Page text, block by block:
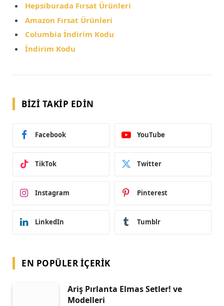
Hepsiburada Fırsat Ürünleri
Amazon Fırsat Ürünleri
Columbia İndirim Kodu
İndirim Kodu
BIZI TAKIP EDIN
Facebook YouTube
TikTok Twitter
Instagram Pinterest
LinkedIn Tumblr
EN POPÜLER İÇERIK
Ariş Pırlanta Elmas Setler! ve
Modelleri